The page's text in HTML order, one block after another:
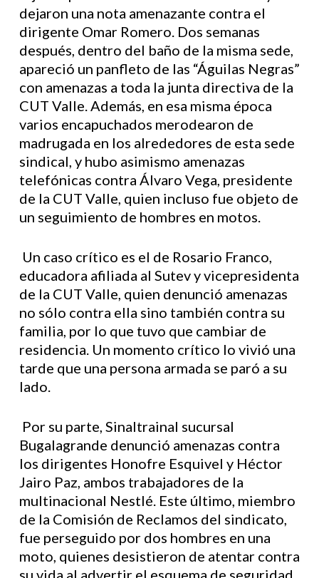
dejaron una nota amenazante contra el
dirigente Omar Romero. Dos semanas
después, dentro del baño de la misma sede,
apareció un panfleto de las “Águilas Negras”
con amenazas a toda la junta directiva de la
CUT Valle. Además, en esa misma época
varios encapuchados merodearon de
madrugada en los alrededores de esta sede
sindical, y hubo asimismo amenazas
telefónicas contra Álvaro Vega, presidente
de la CUT Valle, quien incluso fue objeto de
un seguimiento de hombres en motos.
Un caso crítico es el de Rosario Franco,
educadora afiliada al Sutev y vicepresidenta
de la CUT Valle, quien denunció amenazas
no sólo contra ella sino también contra su
familia, por lo que tuvo que cambiar de
residencia. Un momento crítico lo vivió una
tarde que una persona armada se paró a su
lado.
Por su parte, Sinaltrainal sucursal
Bugalagrande denunció amenazas contra
los dirigentes Honofre Esquivel y Héctor
Jairo Paz, ambos trabajadores de la
multinacional Nestlé. Este último, miembro
de la Comisión de Reclamos del sindicato,
fue perseguido por dos hombres en una
moto, quienes desistieron de atentar contra
su vida al advertir el esquema de seguridad